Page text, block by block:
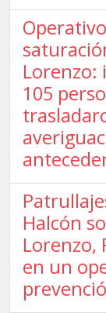
Lorenzo:
105
Halcón
Lorenzo,
en un